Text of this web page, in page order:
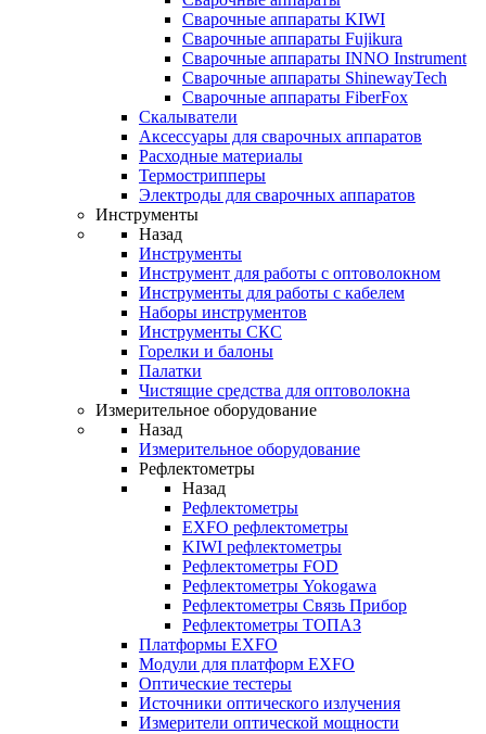
Сварочные аппараты KIWI
Сварочные аппараты Fujikura
Сварочные аппараты INNO Instrument
Сварочные аппараты ShinewayTech
Cварочные аппараты FiberFox
Скалыватели
Аксессуары для сварочных аппаратов
Расходные материалы
Термострипперы
Электроды для сварочных аппаратов
Инструменты
Назад
Инструменты
Инструмент для работы с оптоволокном
Инструменты для работы с кабелем
Наборы инструментов
Инструменты СКС
Горелки и балоны
Палатки
Чистящие средства для оптоволокна
Измерительное оборудование
Назад
Измерительное оборудование
Рефлектометры
Назад
Рефлектометры
EXFO рефлектометры
KIWI рефлектометры
Рефлектометры FOD
Рефлектометры Yokogawa
Рефлектометры Связь Прибор
Рефлектометры ТОПАЗ
Платформы EXFO
Модули для платформ EXFO
Оптические тестеры
Источники оптического излучения
Измерители оптической мощности